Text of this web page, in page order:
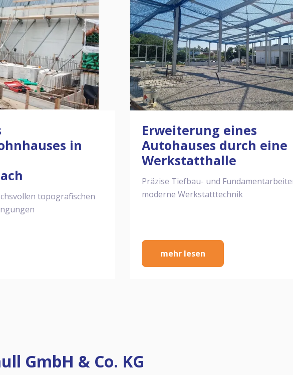
in
topografischen
Erweiterung eines
Autohauses durch eine
Werkstatthalle
Präzise Tiefbau- und
moderne Werkstatttechnik
mehr lesen
GmbH & Co. KG